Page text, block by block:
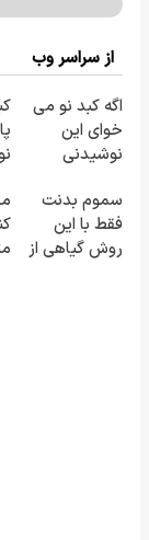
از سراسر وب
اگه کبد نو می
خوای این
نوشیدنی
خودت هدیه
بده55%تخفیف
سموم بدنت
فقط با این
روش گیاهی از